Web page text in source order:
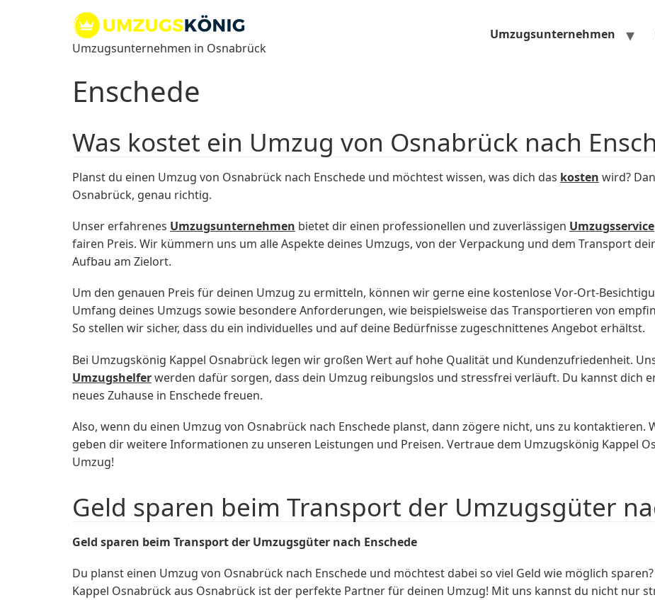
Umzugsunternehmen in Osnabrück
Umzugsunternehmen
Enschede
Was kostet ein Umzug von Osnabrück nach
Planst du einen Umzug von Osnabrück nach Enschede und möchtest wissen, was dich das kosten wird?
Osnabrück, genau richtig.
Unser erfahrenes Umzugsunternehmen bietet dir einen professionellen und zuverlässigen Umzugsservice
fairen Preis. Wir kümmern uns um alle Aspekte deines Umzugs, von der Verpackung und dem Transport
Aufbau am Zielort.
Um den genauen Preis für deinen Umzug zu ermitteln, können wir gerne eine kostenlose Vor-Ort-
Umfang deines Umzugs sowie besondere Anforderungen, wie beispielsweise das Transportieren von
So stellen wir sicher, dass du ein individuelles und auf deine Bedürfnisse zugeschnittenes Angebot erhältst.
Bei Umzugskönig Kappel Osnabrück legen wir großen Wert auf hohe Qualität und Kundenzufriedenheit.
Umzugshelferwerden dafür sorgen, dass dein Umzug reibungslos und stressfrei verläuft. Du kannst dich
neues Zuhause in Enschede freuen.
Also, wenn du einen Umzug von Osnabrück nach Enschede planst, dann zögere nicht, uns zu
geben dir weitere Informationen zu unseren Leistungen und Preisen. Vertraue dem Umzugskönig Kappel
Umzug!
Geld sparen beim Transport der Umzugsgüter
Geld sparen beim Transport der Umzugsgüter nach Enschede
Du planst einen Umzug von Osnabrück nach Enschede und möchtest dabei so viel Geld wie möglich
Kappel Osnabrück aus Osnabrück ist der perfekte Partner für deinen Umzug! Mit uns kannst du nicht nur